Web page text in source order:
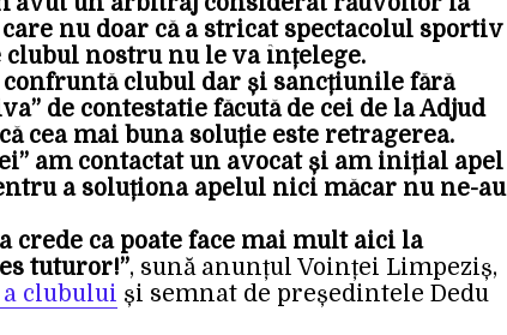
nu doar că a stricat spectacolul sportiv
nostru nu le va înțelege.
clubul dar și sancțiunile fără
de contestatie făcută de cei de la Adjud
cea mai buna soluție este retragerea.
am contactat un avocat și am inițial apel
a soluționa apelul nici măcar nu ne-au
crede ca poate face mai mult aici la
tuturor!”, sună anunțul Voinței Limpeziș,
a clubului și semnat de președintele Dedu